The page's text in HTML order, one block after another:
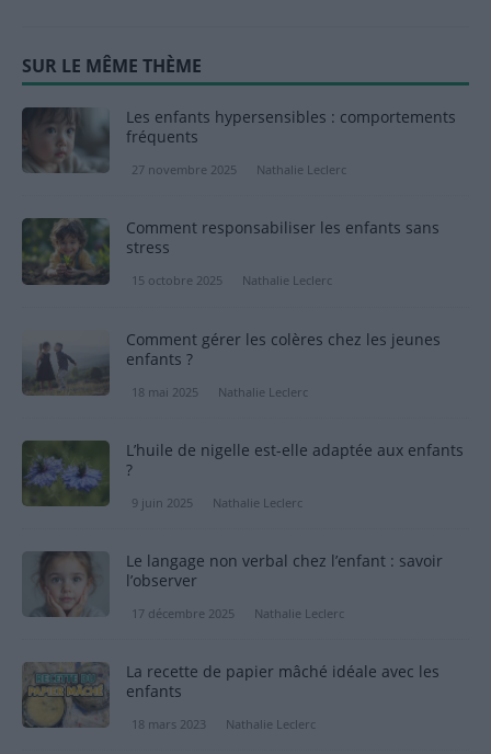
SUR LE MÊME THÈME
Les enfants hypersensibles : comportements
fréquents
27 novembre 2025 Nathalie Leclerc
Comment responsabiliser les enfants sans
stress
15 octobre 2025 Nathalie Leclerc
Comment gérer les colères chez les jeunes
enfants ?
18 mai 2025 Nathalie Leclerc
L’huile de nigelle est-elle adaptée aux enfants
?
9 juin 2025 Nathalie Leclerc
Le langage non verbal chez l’enfant : savoir
l’observer
17 décembre 2025 Nathalie Leclerc
La recette de papier mâché idéale avec les
enfants
18 mars 2023 Nathalie Leclerc